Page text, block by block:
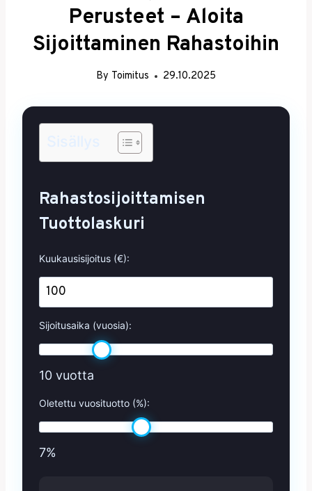
Perusteet – Aloita
Sijoittaminen Rahastoihin
By Toimitus 29.10.2025
Rahastosijoittamisen
Tuottolaskuri
Kuukausisijoitus (€):
Sijoitusaika (vuosia):
10 vuotta
Oletettu vuosituotto (%):
7%